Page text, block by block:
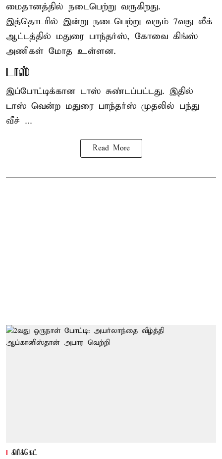
மைதானத்தில் நடைபெற்று வருகிறது.
இத்தொடரில் இன்று நடைபெற்று வரும் 7வது லீக்
ஆட்டத்தில் மதுரை பாந்தர்ஸ், கோவை கிங்ஸ்
அணிகள் மோத உள்ளன.
டாஸ்
இப்போட்டிக்கான டாஸ் சுண்டப்பட்டது. இதில்
டாஸ் வென்ற மதுரை பாந்தர்ஸ் முதலில் பந்து
வீச் ...
Read More
கிரிக்கெட்